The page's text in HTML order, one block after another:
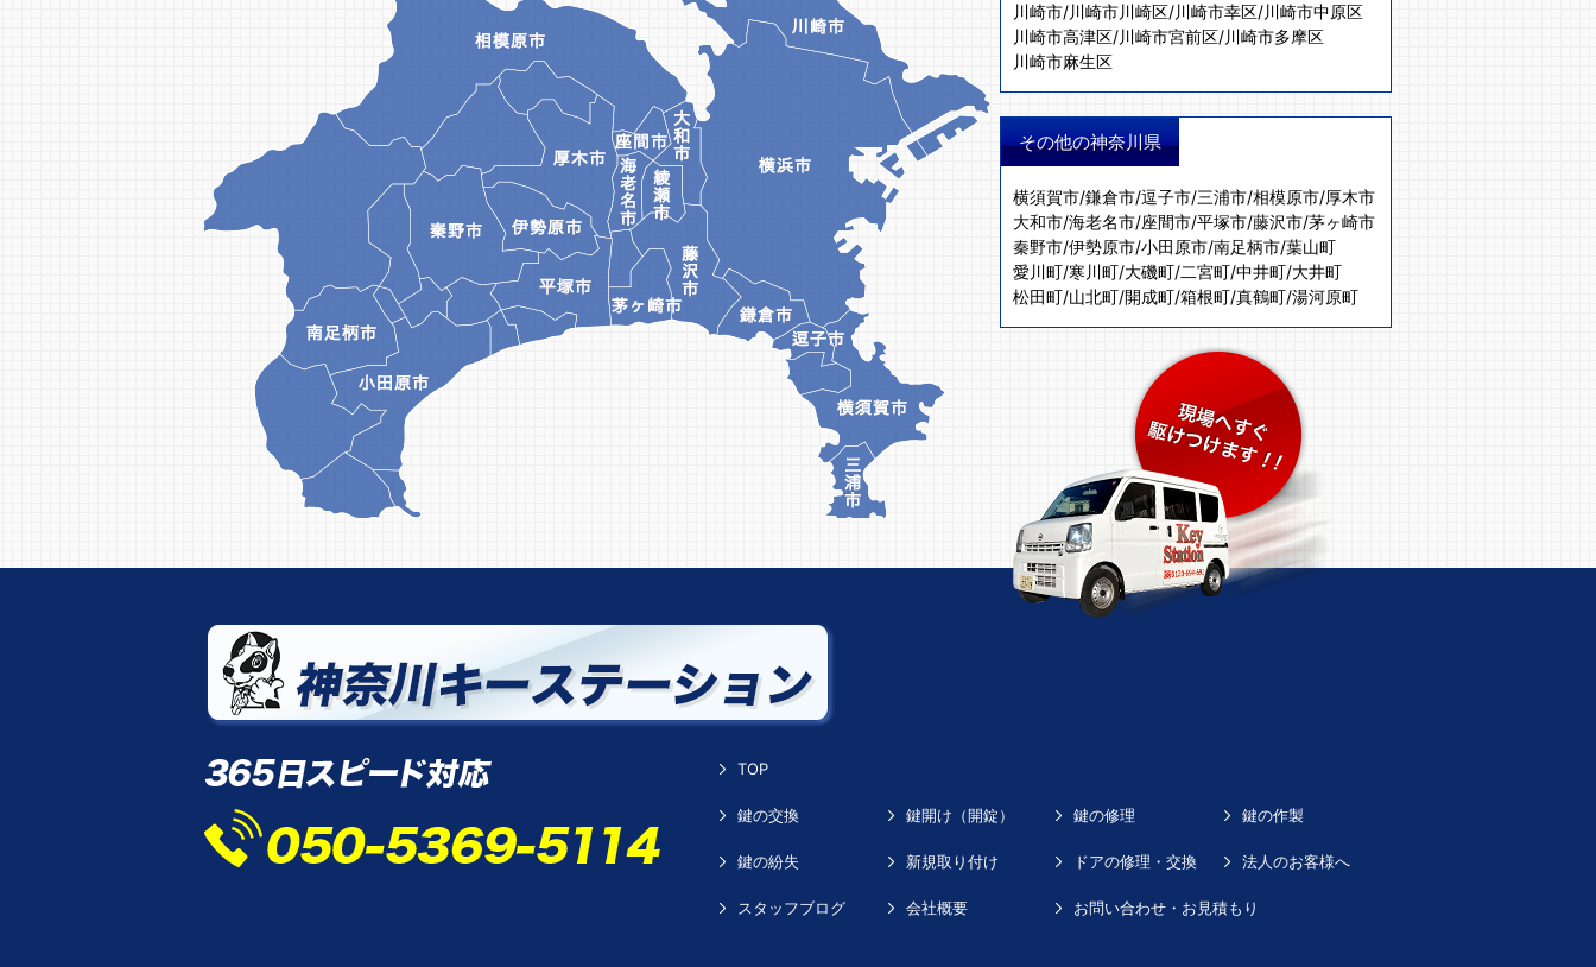
川崎市/川崎市川崎区/川崎市幸区/川崎市中原区
川崎市高津区/川崎市宮前区/川崎市多摩区
川崎市麻生区
その他の神奈川県
横須賀市/鎌倉市/逗子市/三浦市/相模原市/厚木市
大和市/海老名市/座間市/平塚市/藤沢市/茅ヶ崎市
秦野市/伊勢原市/小田原市/南足柄市/葉山町
愛川町/寒川町/大磯町/二宮町/中井町/大井町
松田町/山北町/開成町/箱根町/真鶴町/湯河原町
TOP
鍵の交換 鍵開け（開錠） 鍵の修理 鍵の作製
鍵の紛失 新規取り付け ドアの修理・交換 法人のお客様へ
スタッフブログ 会社概要 お問い合わせ・お見積もり